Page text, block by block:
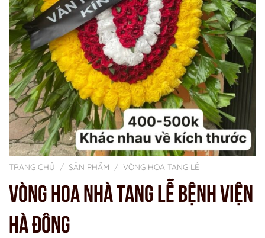
TRANG CHỦ / SẢN PHẨM / VÒNG HOA TANG LỄ
VÒNG HOA NHÀ TANG LỄ BỆNH VIỆN
HÀ ĐÔNG